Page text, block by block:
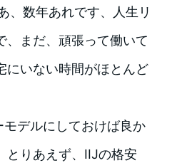
、数年あれです、人生リ
、まだ、頑張って働いて
にいない時間がほとんど
デルにしておけば良か
とりあえず、IIJの格安